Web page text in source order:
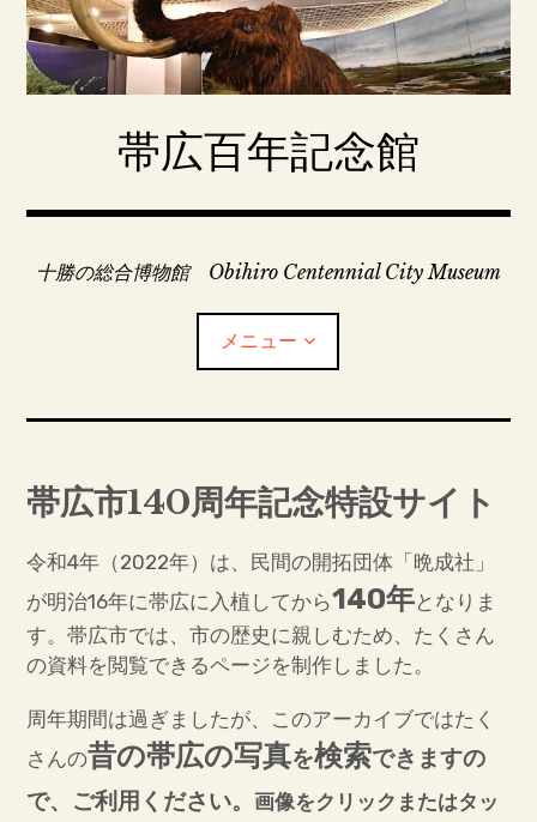
帯広百年記念館
十勝の総合博物館 Obihiro Centennial City Museum
メニュー
今月のイベント・年間行事予定
帯広百年記念館とは サ
ブ
メ
ー
を
展
開
創造活動センター・貸室のご案内 サ
ブ
メ
ニ
ュ
ー
利用案内・アクセス
学校向け案内・博物館実習 サ
メ
ニ
ュ
ー
を
展
当館関係の出版物
帯広市140周年記念特設サイト
令和4年（2022年）は、民間の開拓団体「晩成社」
が明治16年に帯広に入植してから140年となりま
す。帯広市では、市の歴史に親しむため、たくさん
の資料を閲覧できるページを制作しました。
周年期間は過ぎましたが、このアーカイブではたく
さんの昔の帯広の写真を検索できますの
で、ご利用ください。画像をクリックまたはタッ